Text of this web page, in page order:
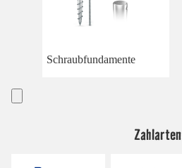
Schraubfundamente
Zahlarten